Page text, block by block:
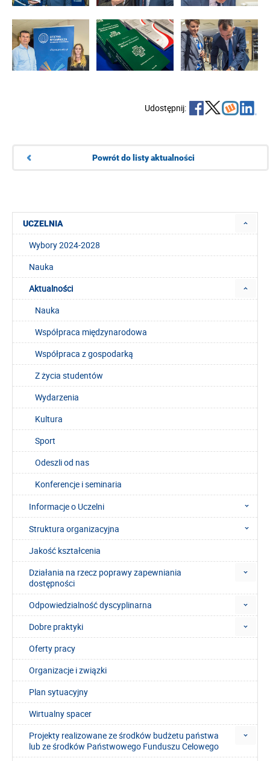
Udostępnij:
Powrót do listy aktualności
UCZELNIA
Wybory 2024-2028
Nauka
Aktualności
Nauka
Współpraca międzynarodowa
Współpraca z gospodarką
Z życia studentów
Wydarzenia
Kultura
Sport
Odeszli od nas
Konferencje i seminaria
Informacje o Uczelni
Struktura organizacyjna
Jakość kształcenia
Działania na rzecz poprawy zapewniania
dostępności
Odpowiedzialność dyscyplinarna
Dobre praktyki
Oferty pracy
Organizacje i związki
Plan sytuacyjny
Wirtualny spacer
Projekty realizowane ze środków budżetu państwa
lub ze środków Państwowego Funduszu Celowego